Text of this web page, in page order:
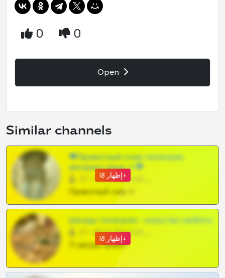
0 0
Open
Similar channels
إظهار 18+
❤Приватный слив телеграм,
шкодных шкур тг❤
Приватный слив тг
إظهار 18+
Шкоды телеграм - искуство любить
Тг шкоды приват